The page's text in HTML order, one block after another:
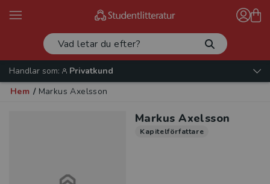
Handlar som:
Privatkund
Hem / Markus Axelsson
Markus Axelsson
Kapitelförfattare